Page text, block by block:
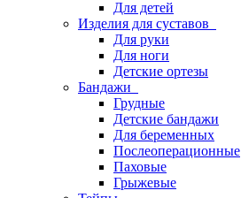
Для детей
Изделия для суставов
Для руки
Для ноги
Детские ортезы
Бандажи
Грудные
Детские бандажи
Для беременных
Послеоперационные
Паховые
Грыжевые